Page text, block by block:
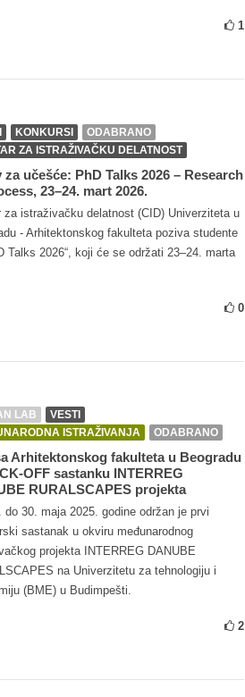
1
KONKURSI
ODABRANO
ZA ISTRAŽIVAČKU DELATNOST
za učešće: PhD Talks 2026 – Research
23–24. mart 2026.
za istraživačku delatnost (CID) Univerziteta u
- Arhitektonskog fakulteta poziva studente
2026“, koji će se održati 23–24. marta
0
LAB
VESTI
ISTRAŽIVANJA
ODABRANO
Arhitektonskog fakulteta u Beogradu
OFF sastanku INTERREG
RURALSCAPES projekta
do 30. maja 2025. godine održan je prvi
sastanak u okviru međunarodnog
projekta INTERREG DANUBE
na Univerzitetu za tehnologiju i
(BME) u Budimpešti.
2